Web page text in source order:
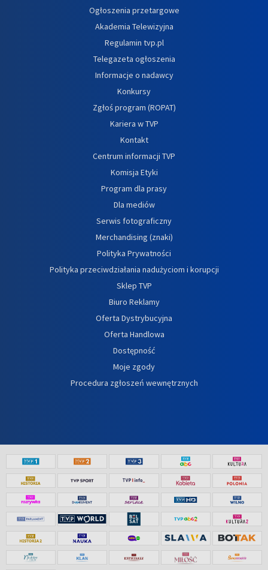
Ogłoszenia przetargowe
Akademia Telewizyjna
Regulamin tvp.pl
Telegazeta ogłoszenia
Informacje o nadawcy
Konkursy
Zgłoś program (ROPAT)
Kariera w TVP
Kontakt
Centrum informacji TVP
Komisja Etyki
Program dla prasy
Dla mediów
Serwis fotograficzny
Merchandising (znaki)
Polityka Prywatności
Polityka przeciwdziałania nadużyciom i korupcji
Sklep TVP
Biuro Reklamy
Oferta Dystrybucyjna
Oferta Handlowa
Dostępność
Moje zgody
Procedura zgłoszeń wewnętrznych